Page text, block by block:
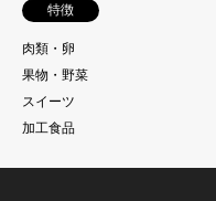
特徴
肉類・卵
果物・野菜
スイーツ
加工食品